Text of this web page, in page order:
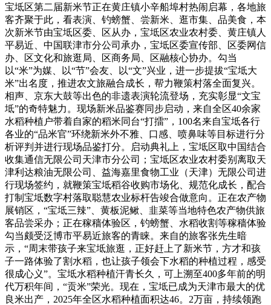
宝坻区第二届新米节正在黄庄镇小辛船埠村热闹启幕，各地旅
客齐聚于此，看表演、钓螃蟹、尝新米、逛市集、品美食，本
次新米节由宝坻区委、区从办，宝坻区农业农村委、黄庄镇人
平易近、中国联津市分公司承办，宝坻区委宣传部、区委网信
办、区文化和旅逛局、区商务局、区融核心协办。勾当
以“米”为媒、以“节”会友、以“文”兴业，进一步提拔“宝坻大
米”出名度，推进农文旅融合成长，帮力鞭策村落全面复兴。
相声、京东大鼓等出色的非遗表演轮流登场，充实彰显“文宝
坻”的奇特魅力。现场新米品鉴赛同步启动，来自全区40余家
水稻种植户带着自家的稻米同台“打擂”，100名来自宝坻各行
各业的“品米官”环绕新米外不雅、口感、喷鼻味等目标进行分
析评判并进行现场品鉴打分。启动典礼上，宝坻区取中国结合
收集通信无限公司天津市分公司；宝坻区农业农村委别离取天
津利达粮油无限公司、益海嘉里食物工业（天津）无限公司进
行现场签约，就鞭策宝坻稻谷收购市场化、规范化成长，配合
打制宝坻数字村落取聪慧农业标杆告竣合做意向。正在农产物
展销区，“宝坻三辣”、黄板泥鳅、韭菜等当地特色农产物供旅
客品尝采办；正在稼穑体验区，钓螃蟹、水稻收割等稼穑体验
勾当颇受泛博市平易近旅客的青睐。来自的旅客张先生暗
示，“周末带孩子来宝坻旅逛，正好赶上了新米节，方才和孩
子一路体验了割水稻，也让孩子领会下水稻的种植过程，感受
很成心义”。宝坻水稻种植汗青长久，可上溯至400多年前的明
代万积年间，“贡米”荣光。现在，宝坻已成为天津市最大的优
良米出产，2025年全区水稻种植面积达46。2万亩，持续领跑